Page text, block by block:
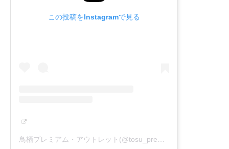
この投稿をInstagramで見る